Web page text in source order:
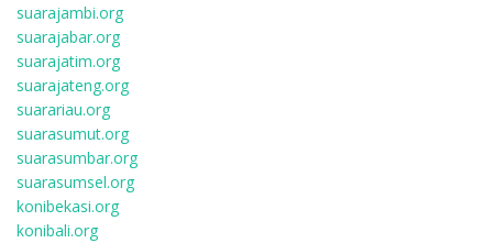
suarajambi.org
suarajabar.org
suarajatim.org
suarajateng.org
suarariau.org
suarasumut.org
suarasumbar.org
suarasumsel.org
konibekasi.org
konibali.org